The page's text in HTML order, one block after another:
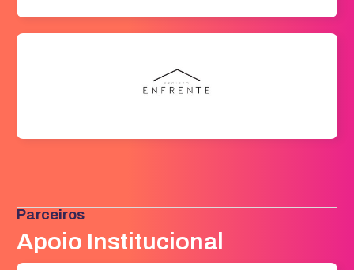
Parceiros
Apoio Institucional